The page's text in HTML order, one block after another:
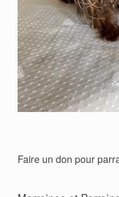
Faire un don pour